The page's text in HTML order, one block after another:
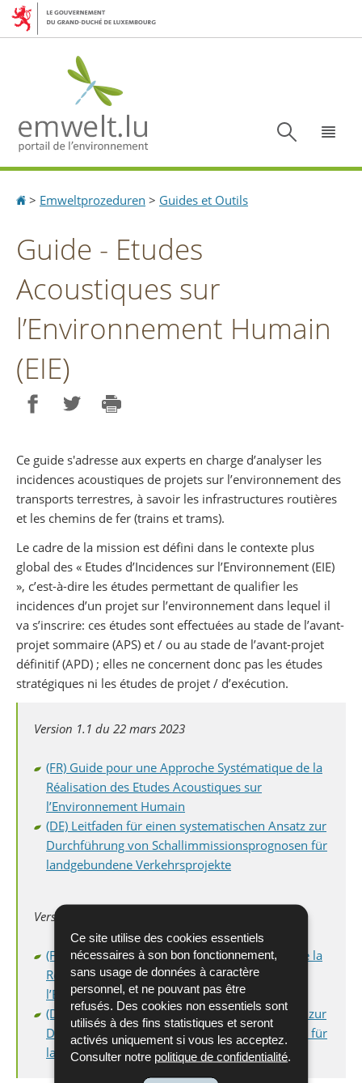
Ce site utilise des cookies essentiels
nécessaires à son bon fonctionnement,
sans usage de données à caractère
personnel, et ne pouvant pas être
refusés. Des cookies non essentiels sont
utilisés à des fins statistiques et seront
activés uniquement si vous les acceptez.
Consulter notre politique de confidentialité.
Aller
Aller
Accueil
> Emweltprozeduren > Guides et Outils
Guide - Etudes
Acoustiques sur
l’Environnement Humain
(EIE)
Ce guide s'adresse aux experts en charge d’analyser les
incidences acoustiques de projets sur l’environnement des
transports terrestres, à savoir les infrastructures routières
et les chemins de fer (trains et trams).
Le cadre de la mission est défini dans le contexte plus
global des « Etudes d’Incidences sur l’Environnement (EIE)
», c’est-à-dire les études permettant de qualifier les
incidences d’un projet sur l’environnement dans lequel il
va s’inscrire: ces études sont effectuées au stade de l’avant-
projet sommaire (APS) et / ou au stade de l’avant-projet
définitif (APD) ; elles ne concernent donc pas les études
stratégiques ni les études de projet / d’exécution.
Version 1.1 du 22 mars 2023
(FR) Guide pour une Approche Systématique de la
Réalisation des Etudes Acoustiques sur
l’Environnement Humain
(DE) Leitfaden für einen systematischen Ansatz zur
Durchführung von Schallimmissionsprognosen für
landgebundene Verkehrsprojekte
Version 1.0. de décembre 2018
(FR) Guide pour une Approche Systématique de la
Réalisation des Etudes Acoustiques sur
l’Environnement Humain
(DE) Leitfaden für einen systematischen Ansatz zur
Durchführung von Schallimmissionsprognosen für
landgebundene Verkehrsprojekte